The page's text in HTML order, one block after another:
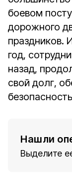
боевом
дорожного
праздников.
год,
назад,
свой долг,
Нашли
Выделите